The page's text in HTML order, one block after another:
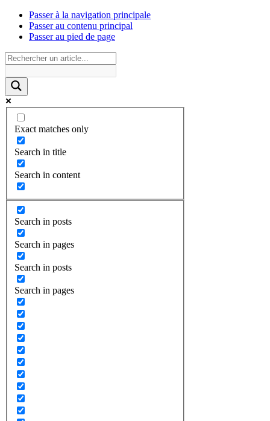
Passer à la navigation principale
Passer au contenu principal
Passer au pied de page
Exact matches only
Search in title
Search in content
Search in posts
Search in pages
Search in posts
Search in pages